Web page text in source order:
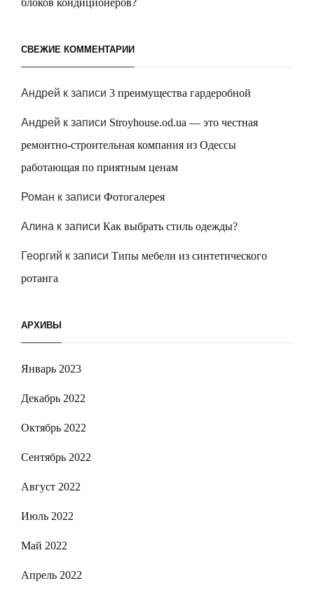
СВЕЖИЕ КОММЕНТАРИИ
Андрей к записи 3 преимущества гардеробной
Андрей к записи Stroyhouse.od.ua — это честная
ремонтно-строительная компания из Одессы
работающая по приятным ценам
Роман к записи Фотогалерея
Алина к записи Как выбрать стиль одежды?
Георгий к записи Типы мебели из синтетического
ротанга
АРХИВЫ
Январь 2023
Декабрь 2022
Октябрь 2022
Сентябрь 2022
Август 2022
Июль 2022
Май 2022
Апрель 2022